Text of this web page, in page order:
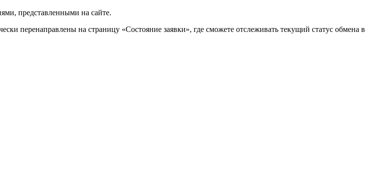
представленными на сайте.
перенаправлены на страницу «Состояние заявки», где сможете отслеживать текущий статус обмена в